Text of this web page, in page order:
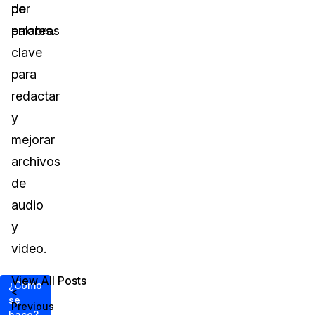
por
palabras
clave
para
redactar
y
mejorar
archivos
de
audio
y
video.
de
errores.
¿Cómo
se
<
Previous
View All Posts